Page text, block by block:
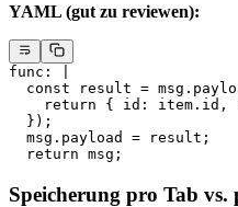
YAML (gut zu reviewen):
func :
const result =
return { id: item.id,
  });
  msg.payload = result;
  return msg;
Speicherung pro Tab vs.